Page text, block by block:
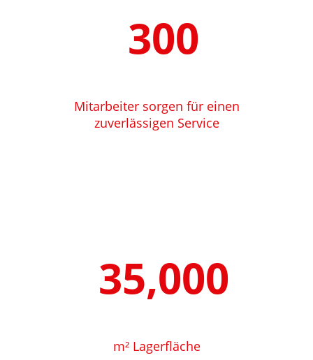
300
Mitarbeiter sorgen für einen
zuverlässigen Service
35,000
m² Lagerfläche